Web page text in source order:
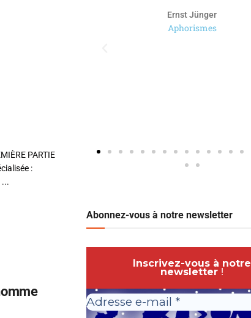
PARTIE
:
Ernst Jünger
Aphorismes
Abonnez-vous à notre newsletter
Inscrivez-vous à notre
newsletter !